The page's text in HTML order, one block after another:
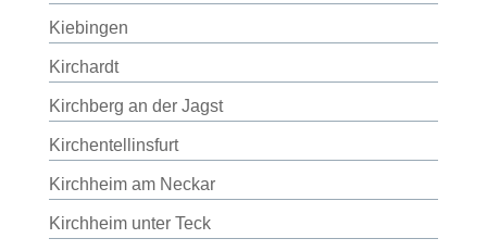
Kiebingen
Kirchardt
Kirchberg an der Jagst
Kirchentellinsfurt
Kirchheim am Neckar
Kirchheim unter Teck